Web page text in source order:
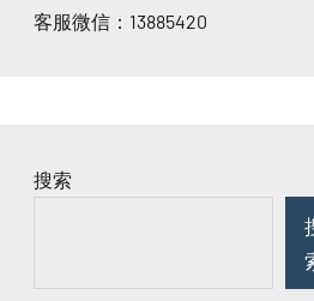
客服微信：13885420
搜索